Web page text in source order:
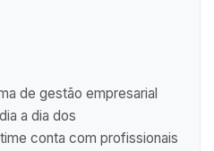
de gestão empresarial
a dia dos
conta com profissionais